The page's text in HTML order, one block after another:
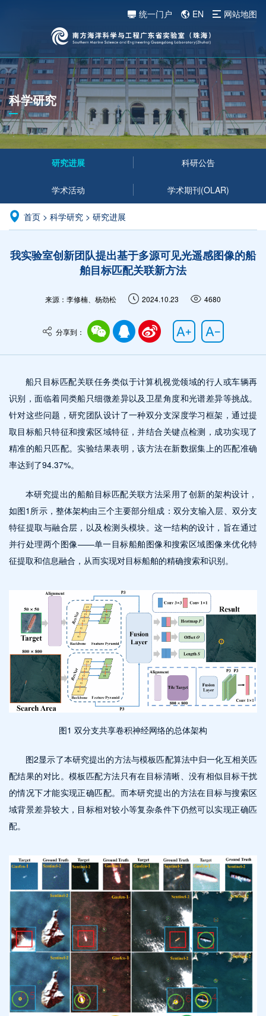
统一门户 EN 网站地图
科学研究
研究进展 科研公告
学术活动 学术期刊(OLAR)
首页 > 科学研究 > 研究进展
我实验室创新团队提出基于多源可见光遥感图像的船
舶目标匹配关联新方法
来源：李修楠、杨劲松 2024.10.23 4680
分享到：
船只目标匹配关联任务类似于计算机视觉领域的行人或车辆再
识别，面临着同类船只细微差异以及卫星角度和光谱差异等挑战。
针对这些问题，研究团队设计了一种双分支深度学习框架，通过提
取目标船只特征和搜索区域特征，并结合关键点检测，成功实现了
精准的船只匹配。实验结果表明，该方法在新数据集上的匹配准确
率达到了94.37%。
本研究提出的船舶目标匹配关联方法采用了创新的架构设计，
如图1所示，整体架构由三个主要部分组成：双分支输入层、双分支
特征提取与融合层，以及检测头模块。这一结构的设计，旨在通过
并行处理两个图像——单一目标船舶图像和搜索区域图像来优化特
征提取和信息融合，从而实现对目标船舶的精确搜索和识别。
图1 双分支共享卷积神经网络的总体架构
图2显示了本研究提出的方法与模板匹配算法中归一化互相关匹
配结果的对比。模板匹配方法只有在目标清晰、没有相似目标干扰
的情况下才能实现正确匹配。而本研究提出的方法在目标与搜索区
域背景差异较大，目标相对较小等复杂条件下仍然可以实现正确匹
配。